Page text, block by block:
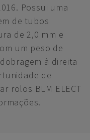
Possui uma
de tubos
de 2,0 mm e
um peso de
à direita
de
rolos BLM ELECT